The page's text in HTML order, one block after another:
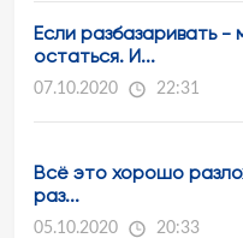
Если разбазаривать
остаться. И...
07.10.2020 22:31
Всё это хорошо
раз...
05.10.2020 20:33